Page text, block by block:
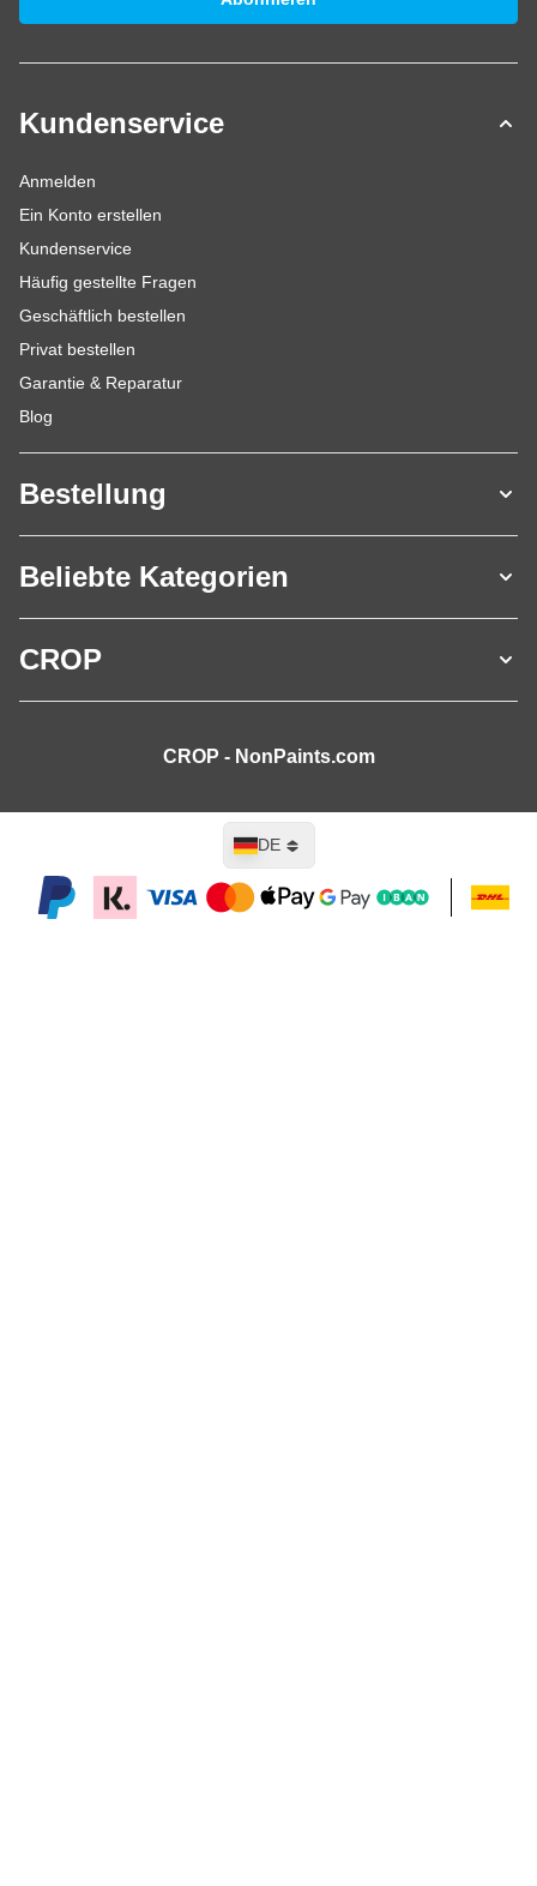
Kundenservice
Anmelden
Ein Konto erstellen
Kundenservice
Häufig gestellte Fragen
Geschäftlich bestellen
Privat bestellen
Garantie & Reparatur
Blog
Bestellung
Beliebte Kategorien
CROP
CROP - NonPaints.com
Sprache
DE